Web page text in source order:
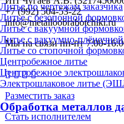
Литье по чертежам заказчика
Литье с безопочной
Литье с вакуумной
Литье с вакуумно-
Литье со стопочной
Центробежное литье
Центробежное
Электрошлаковое литье
Обработка металлов
+7 (992) 504-53-22
info@metalloobrabotchiki.ru
Мы на связи пн-пт 7:00-
Разместить заказ
Стать исполнителем